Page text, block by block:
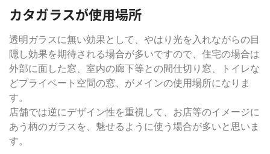
カタガラスが使用場所
透明ガラスに無い効果として、やはり光を入れながらの目
隠し効果を期待される場合が多いですので、住宅の場合は
外部に面した窓、室内の廊下等との間仕切り窓、トイレな
どプライベート空間の窓、がメインの使用場所になりま
す。
店舗では逆にデザイン性を重視して、お店等のイメージに
あう柄のガラスを、魅せるように使う場合が多いと思いま
す。